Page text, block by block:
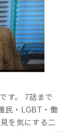
す。 7話まで
民・LGBT・働
を気にする二